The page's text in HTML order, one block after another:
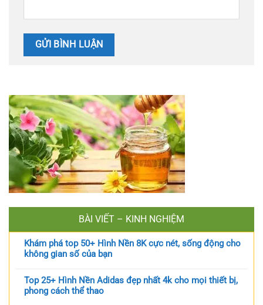
BÀI VIẾT – KINH NGHIỆM
Khám phá top 50+ Hình Nền 8K cực nét, sống động cho
không gian số của bạn
Top 25+ Hình Nền Adidas đẹp nhất 4k cho mọi thiết bị,
phong cách thể thao